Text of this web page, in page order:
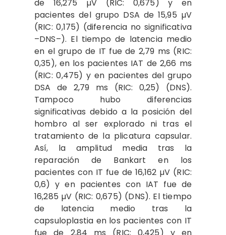
de 16,275 µV (RIC: 0,675) y en
pacientes del grupo DSA de 15,95 µV
(RIC: 0,175) (diferencia no significativa
–DNS–). El tiempo de latencia medio
en el grupo de IT fue de 2,79 ms (RIC:
0,35), en los pacientes IAT de 2,66 ms
(RIC: 0,475) y en pacientes del grupo
DSA de 2,79 ms (RIC: 0,25) (DNS).
Tampoco hubo diferencias
significativas debido a la posición del
hombro al ser explorado ni tras el
tratamiento de la plicatura capsular.
Así, la amplitud media tras la
reparación de Bankart en los
pacientes con IT fue de 16,162 µV (RIC:
0,6) y en pacientes con IAT fue de
16,285 µV (RIC: 0,675) (DNS). El tiempo
de latencia medio tras la
capsuloplastia en los pacientes con IT